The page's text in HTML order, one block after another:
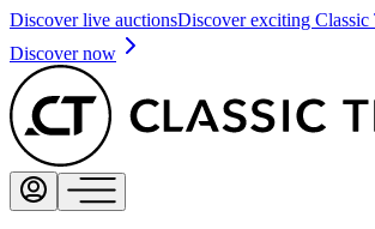
Discover live auctionsDiscover exciting Classic
Discover now